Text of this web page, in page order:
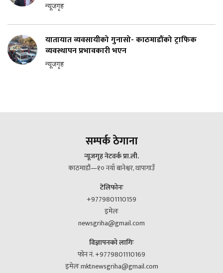
न्यूजगृह
यातायात व्यवसायीको गुनासो- काठमाडौंको ट्राफिक
व्यवस्थापन प्रभावकारी भएन
न्यूजगृह
सम्पर्क ठेगाना
न्यूजगृह नेटवर्क प्रा.ली.
काठमाडौं—१० नयाँ बानेश्वर, थापागाउँ
टेलिफोनः
+9779801110159
इमेलः
newsgriha@gmail.com
विज्ञापनको लागिः
फोन नं. +9779801110169
इमेलः mktnewsgriha@gmail.com